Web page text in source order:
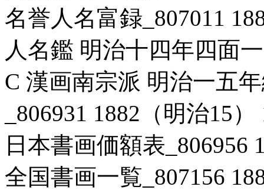
名誉人名富録_807011
人名鑑 明治十四年四面
C 漢画南宗派 明治一五
_806931 1882（明治15
日本書画価額表_806956
全国書画一覧_807156